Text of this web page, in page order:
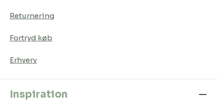
Returnering
Fortryd køb
Erhverv
Inspiration